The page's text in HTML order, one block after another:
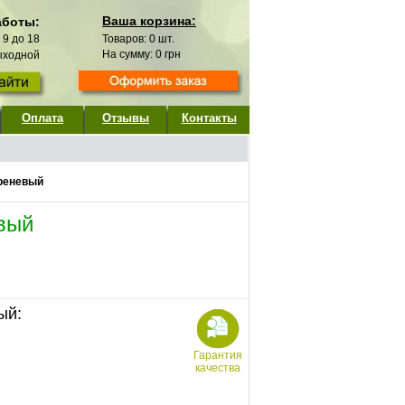
9 до 18
Ваша корзина:
Товаров: 0 шт.
На сумму: 0 грн
Оплата Отзывы Контакты
Гарантия
качества